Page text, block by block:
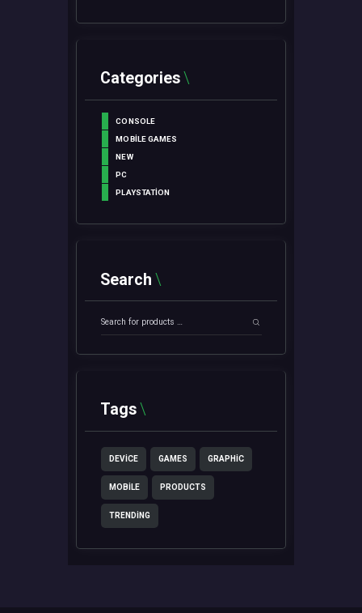
Categories
CONSOLE
MOBILE GAMES
NEW
PC
PLAYSTATION
Search
Tags
DEVICE GAMES GRAPHIC
MOBILE PRODUCTS
TRENDING